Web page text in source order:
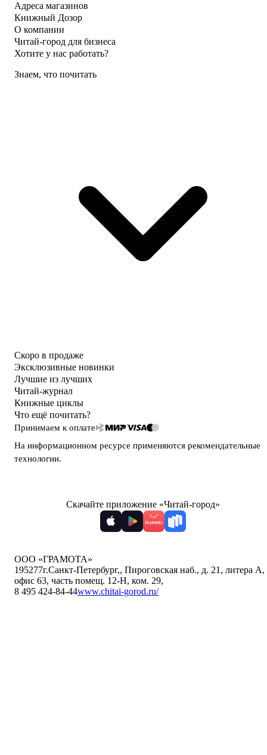
Адреса магазинов
Книжный Дозор
О компании
Читай-город для бизнеса
Хотите у нас работать?
Знаем, что почитать
Скоро в продаже
Эксклюзивные новинки
Лучшие из лучших
Читай-журнал
Книжные циклы
Что ещё почитать?
Принимаем к оплате
На информационном ресурсе применяются рекомендательные
технологии.
Скачайте приложение «Читай-город»
ООО «ГРАМОТА»
195277г.Санкт-Петербург,, Пироговская наб., д. 21, литера А,
офис 63, часть помещ. 12-Н, ком. 29,
8 495 424-84-44www.chitai-gorod.ru/